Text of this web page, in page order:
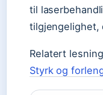
til
tilgjengelighet,
Relatert
Styrk og